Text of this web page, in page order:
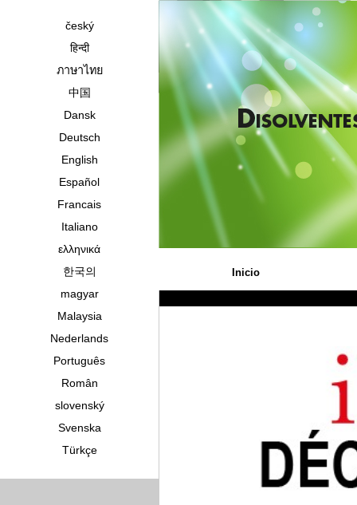
český
हिन्दी
ภาษาไทย
中国
Dansk
Deutsch
English
Español
Francais
Italiano
ελληνικά
한국의
magyar
Malaysia
Nederlands
Português
Român
slovenský
Svenska
Türkçe
Inicio